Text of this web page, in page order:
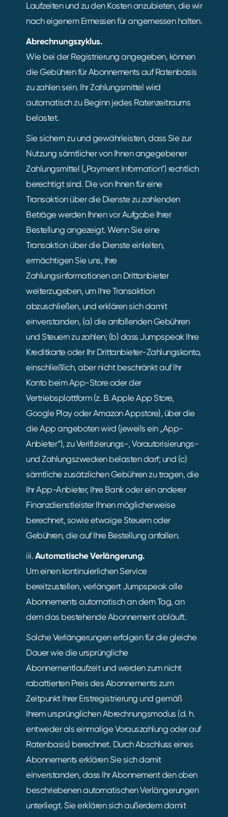
Laufzeiten und zu den Kosten anzubieten, die wir
nach eigenem Ermessen für angemessen halten.
Abrechnungszyklus.
Wie bei der Registrierung angegeben, können
die Gebühren für Abonnements auf Ratenbasis
zu zahlen sein. Ihr Zahlungsmittel wird
automatisch zu Beginn jedes Ratenzeitraums
belastet.
Sie sichern zu und gewährleisten, dass Sie zur
Nutzung sämtlicher von Ihnen angegebener
Zahlungsmittel („Payment Information“) rechtlich
berechtigt sind. Die von Ihnen für eine
Transaktion über die Dienste zu zahlenden
Beträge werden Ihnen vor Aufgabe Ihrer
Bestellung angezeigt. Wenn Sie eine
Transaktion über die Dienste einleiten,
ermächtigen Sie uns, Ihre
Zahlungsinformationen an Drittanbieter
weiterzugeben, um Ihre Transaktion
abzuschließen, und erklären sich damit
einverstanden, (a) die anfallenden Gebühren
und Steuern zu zahlen; (b) dass Jumpspeak Ihre
Kreditkarte oder Ihr Drittanbieter-Zahlungskonto,
einschließlich, aber nicht beschränkt auf Ihr
Konto beim App-Store oder der
Vertriebsplattform (z. B. Apple App Store,
Google Play oder Amazon Appstore), über die
die App angeboten wird (jeweils ein „App-
Anbieter“), zu Verifizierungs-, Vorautorisierungs-
und Zahlungszwecken belasten darf; und (c)
sämtliche zusätzlichen Gebühren zu tragen, die
Ihr App-Anbieter, Ihre Bank oder ein anderer
Finanzdienstleister Ihnen möglicherweise
berechnet, sowie etwaige Steuern oder
Gebühren, die auf Ihre Bestellung anfallen.
iii. Automatische Verlängerung.
Um einen kontinuierlichen Service
bereitzustellen, verlängert Jumpspeak alle
Abonnements automatisch an dem Tag, an
dem das bestehende Abonnement abläuft.
Solche Verlängerungen erfolgen für die gleiche
Dauer wie die ursprüngliche
Abonnementlaufzeit und werden zum nicht
rabattierten Preis des Abonnements zum
Zeitpunkt Ihrer Erstregistrierung und gemäß
Ihrem ursprünglichen Abrechnungsmodus (d. h.
entweder als einmalige Vorauszahlung oder auf
Ratenbasis) berechnet. Durch Abschluss eines
Abonnements erklären Sie sich damit
einverstanden, dass Ihr Abonnement den oben
beschriebenen automatischen Verlängerungen
unterliegt. Sie erklären sich außerdem damit